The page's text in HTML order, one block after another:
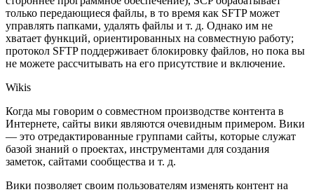
только передающиеся файлы, в то время как SFTP может
управлять папками, удалять файлы и т. д. Однако им не
хватает функций, ориентированных на совместную работу;
протокол SFTP поддерживает блокировку файлов, но пока вы
не можете рассчитывать на его присутствие и включение.
Wikis
Когда мы говорим о совместном производстве контента в
Интернете, сайты вики являются очевидным примером. Вики
— это отредактированные группами сайты, которые служат
базой знаний о проектах, инструментами для создания
заметок, сайтами сообщества и т. д.
Вики позволяет своим пользователям изменять контент на